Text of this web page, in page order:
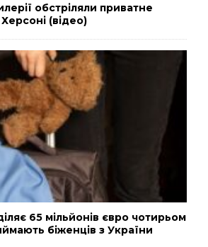
обстріляли приватне
(відео)
65 мільйонів євро чотирьом
біженців з України